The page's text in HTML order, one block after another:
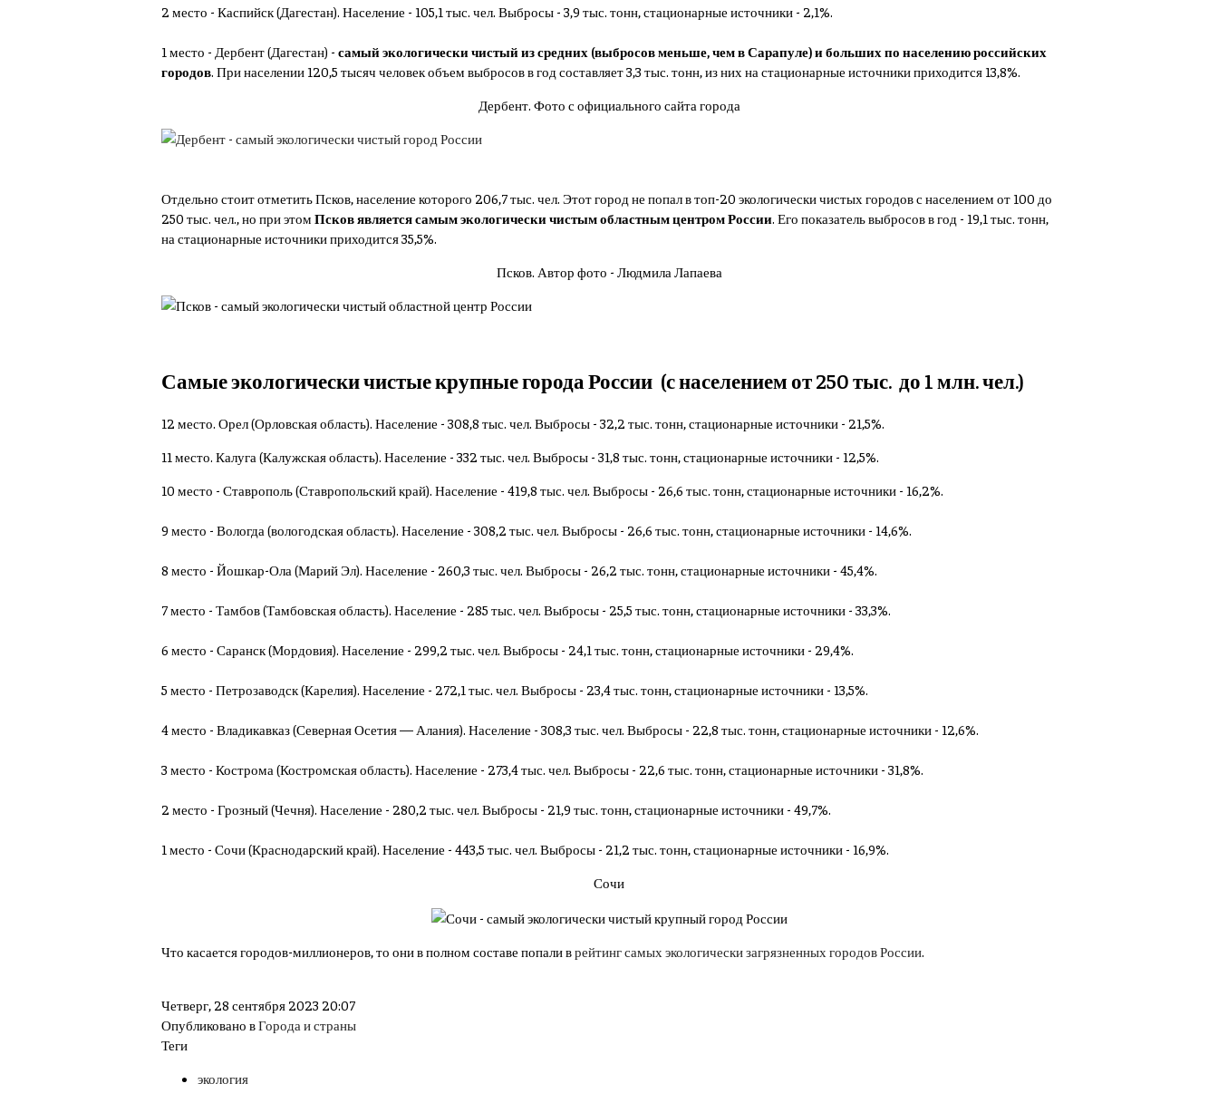
2 место - Каспийск (Дагестан). Население - 105,1 тыс. чел. Выбросы - 3,9 тыс. тонн, стационарные источники - 2,1%.
1 место - Дербент (Дагестан) - самый экологически чистый из средних (выбросов меньше, чем в Сарапуле) и больших по населению российских
городов. При населении 120,5 тысяч человек объем выбросов в год составляет 3,3 тыс. тонн, из них на стационарные источники приходится 13,8%.
Дербент. Фото с официального сайта города
Отдельно стоит отметить Псков, население которого 206,7 тыс. чел. Этот город не попал в топ-20 экологически чистых городов с населением от 100 до
250 тыс. чел., но при этом Псковявляется самым экологически чистым областным центром России. Его показатель выбросов в год - 19,1 тыс. тонн,
на стационарные источники приходится 35,5%.
Псков. Автор фото - Людмила Лапаева
Самые экологически чистые крупные города России (с населением от 250 тыс. до 1 млн. чел.)
12 место. Орел (Орловская область). Население - 308,8 тыс. чел. Выбросы - 32,2 тыс. тонн, стационарные источники - 21,5%.
11 место. Калуга (Калужская область). Население - 332 тыс. чел. Выбросы - 31,8 тыс. тонн, стационарные источники - 12,5%.
10 место - Ставрополь (Ставропольский край). Население - 419,8 тыс. чел. Выбросы - 26,6 тыс. тонн, стационарные источники - 16,2%.
9 место - Вологда (вологодская область). Население - 308,2 тыс. чел. Выбросы - 26,6 тыс. тонн, стационарные источники - 14,6%.
8 место - Йошкар-Ола (Марий Эл). Население - 260,3 тыс. чел. Выбросы - 26,2 тыс. тонн, стационарные источники - 45,4%.
7 место - Тамбов (Тамбовская область). Население - 285 тыс. чел. Выбросы - 25,5 тыс. тонн, стационарные источники - 33,3%.
6 место - Саранск (Мордовия). Население - 299,2 тыс. чел. Выбросы - 24,1 тыс. тонн, стационарные источники - 29,4%.
5 место - Петрозаводск (Карелия). Население - 272,1 тыс. чел. Выбросы - 23,4 тыс. тонн, стационарные источники - 13,5%.
4 место - Владикавказ (Северная Осетия — Алания). Население - 308,3 тыс. чел. Выбросы - 22,8 тыс. тонн, стационарные источники - 12,6%.
3 место - Кострома (Костромская область). Население - 273,4 тыс. чел. Выбросы - 22,6 тыс. тонн, стационарные источники - 31,8%.
2 место - Грозный (Чечня). Население - 280,2 тыс. чел. Выбросы - 21,9 тыс. тонн, стационарные источники - 49,7%.
1 место - Сочи (Краснодарский край). Население - 443,5 тыс. чел. Выбросы - 21,2 тыс. тонн, стационарные источники - 16,9%.
Сочи
Что касается городов-миллионеров, то они в полном составе попали врейтинг самых экологически загрязненных городов России.
Четверг, 28 сентября 2023 20:07
Опубликовано вГорода и страны
Теги
экология